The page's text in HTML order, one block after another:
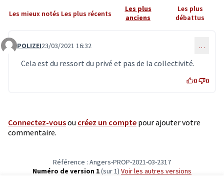
Les mieux notés Les plus récents
Les plus
anciens
Les plus
débattus
Commentaire 2998
POLIZEI23/03/2021 16:32 …
Cela est du ressort du privé et pas de la collectivité.
0 0
Connectez-vousou créez un compte pour ajouter votre
commentaire.
Référence : Angers-PROP-2021-03-2317
Numéro de version 1(sur 1)
voir les autres versions